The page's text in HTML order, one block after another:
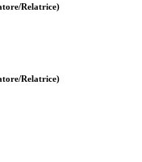
Relatrice)
Relatrice)